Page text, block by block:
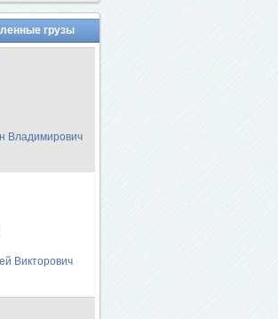
грузы
Владимирович
Викторович